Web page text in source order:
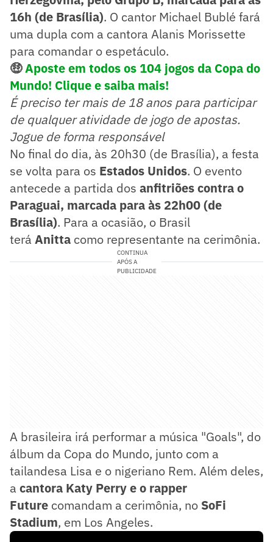
16h (de Brasília). O cantor Michael Bublé fará
uma dupla com a cantora Alanis Morissette
para comandar o espetáculo.
🤑Aposte em todos os 104 jogos da Copa do
Mundo! Clique e saiba mais!
É preciso ter mais de 18 anos para participar
de qualquer atividade de jogo de apostas.
Jogue de forma responsável
No final do dia, às 20h30 (de Brasília), a festa
se volta para os Estados Unidos. O evento
antecede a partida dos anfitriões contra o
Paraguai, marcada para às 22h00 (de
Brasília). Para a ocasião, o Brasil
terá Anitta como representante na cerimônia.
CONTINUA
APÓS A
PUBLICIDADE
A brasileira irá performar a música "Goals", do
álbum da Copa do Mundo, junto com a
tailandesa Lisa e o nigeriano Rem. Além deles,
a cantora Katy Perry e o rapper
Future comandam a cerimônia, no SoFi
Stadium, em Los Angeles.